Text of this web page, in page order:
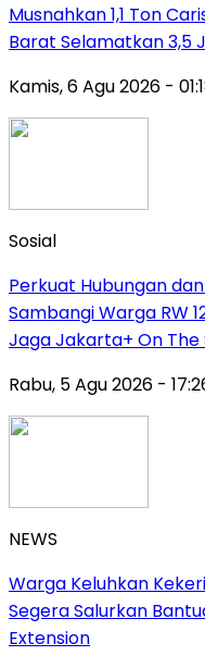
Musnahkan 1,1 Ton
Barat Selamatkan 3,5
Kamis, 6 Agu 2026 -
Sosial
Perkuat Hubungan
Sambangi Warga RW
Jaga Jakarta+ On The
Rabu, 5 Agu 2026 -
NEWS
Warga Keluhkan
Segera Salurkan
Extension